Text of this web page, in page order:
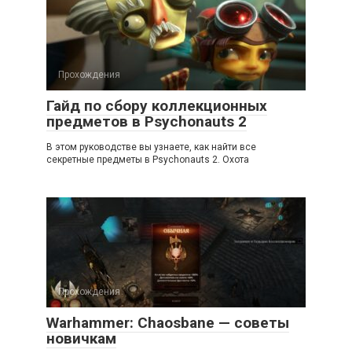
Прохождения
Гайд по сбору коллекционных
предметов в Psychonauts 2
В этом руководстве вы узнаете, как найти все
секретные предметы в Psychonauts 2. Охота
Прохождения
Warhammer: Chaosbane — советы
новичкам